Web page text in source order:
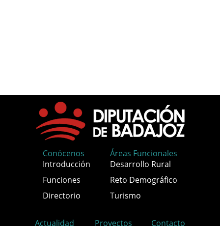
Conócenos
Introducción
Funciones
Directorio
Áreas Funcionales
Desarrollo Rural
Reto Demográfico
Turismo
Actualidad Proyectos Contacto